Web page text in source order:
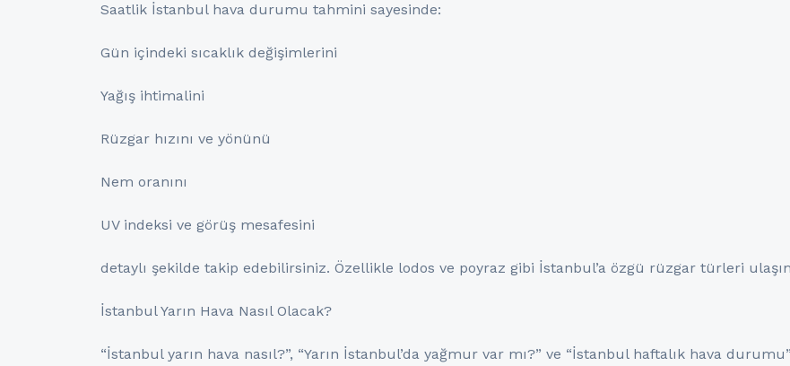
Saatlik İstanbul hava durumu tahmini sayesinde:
Gün içindeki sıcaklık değişimlerini
Yağış ihtimalini
Rüzgar hızını ve yönünü
Nem oranını
UV indeksi ve görüş mesafesini
detaylı şekilde takip edebilirsiniz. Özellikle lodos ve poyraz gibi İstanbul’a özgü rüzgar türleri
İstanbul Yarın Hava Nasıl Olacak?
“İstanbul yarın hava nasıl?”, “Yarın İstanbul’da yağmur var mı?” ve “İstanbul haftalık hava